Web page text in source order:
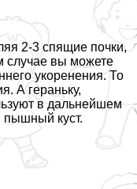
2-3 спящие почки,
случае вы можете
укоренения. То
А гераньку,
в дальнейшем
пышный куст.